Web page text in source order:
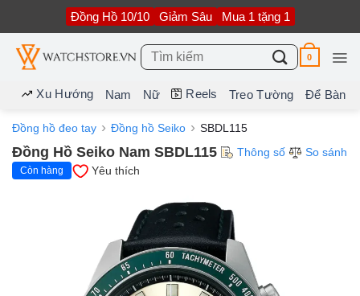
nội
dung
Đồng Hồ 10/10 Giảm Sâu Mua 1 tặng 1
Tìm
kiếm:
0
Xu Hướng Nam Nữ Reels Treo Tường Để Bàn
Đồng hồ đeo tay Đồng hồ Seiko SBDL115
Đồng Hồ Seiko Nam SBDL115 Thông số So sánh
Còn hàng Yêu thích